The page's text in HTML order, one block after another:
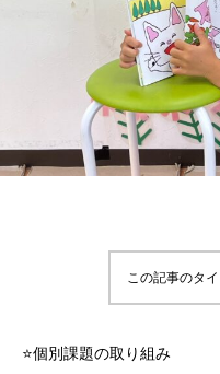
この記事のタ
⭐個別課題の取り組み